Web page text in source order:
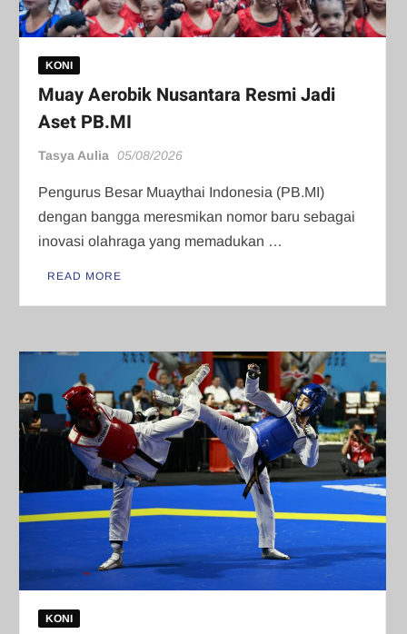
KONI
Muay Aerobik Nusantara Resmi Jadi
Aset PB.MI
Tasya Aulia 05/08/2026
Pengurus Besar Muaythai Indonesia (PB.MI)
dengan bangga meresmikan nomor baru sebagai
inovasi olahraga yang memadukan …
READ MORE
KONI